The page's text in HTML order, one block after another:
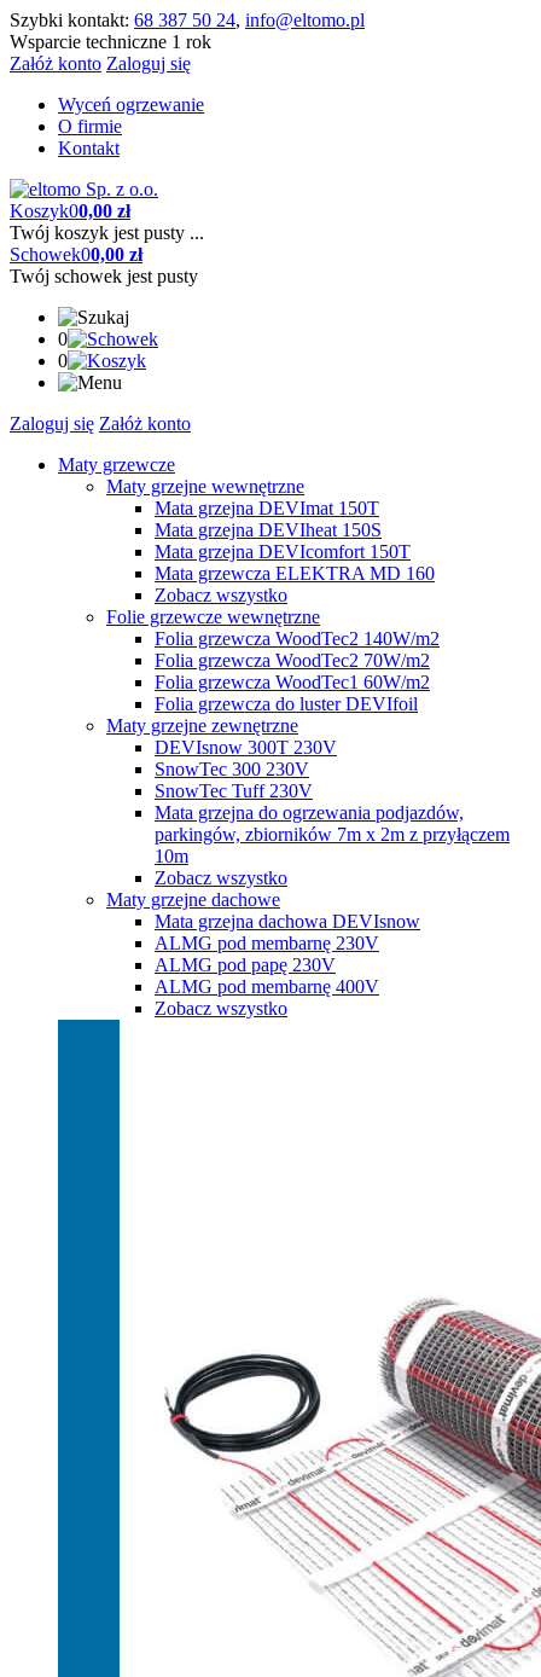
Szybki kontakt: 68 387 50 24, info@eltomo.pl
Wsparcie techniczne 1 rok
Załóż konto Zaloguj się
Wyceń ogrzewanie
O firmie
Kontakt
Koszyk00,00 zł
Twój koszyk jest pusty ...
Schowek00,00 zł
Twój schowek jest pusty
0
0
Zaloguj się Załóż konto
Maty grzewcze
Maty grzejne wewnętrzne
Mata grzejna DEVImat 150T
Mata grzejna DEVIheat 150S
Mata grzejna DEVIcomfort 150T
Mata grzewcza ELEKTRA MD 160
Zobacz wszystko
Folie grzewcze wewnętrzne
Folia grzewcza WoodTec2 140W/m2
Folia grzewcza WoodTec2 70W/m2
Folia grzewcza WoodTec1 60W/m2
Folia grzewcza do luster DEVIfoil
Maty grzejne zewnętrzne
DEVIsnow 300T 230V
SnowTec 300 230V
SnowTec Tuff 230V
Mata grzejna do ogrzewania podjazdów,
parkingów, zbiorników 7m x 2m z przyłączem
10m
Zobacz wszystko
Maty grzejne dachowe
Mata grzejna dachowa DEVIsnow
ALMG pod membarnę 230V
ALMG pod papę 230V
ALMG pod membarnę 400V
Zobacz wszystko